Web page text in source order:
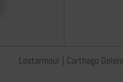
Lostarmour | Carthago